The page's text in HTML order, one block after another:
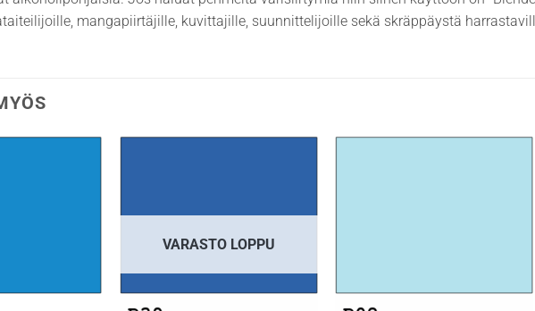
mangapiirtäjille, kuvittajille, suunnittelijoille sekä skräppäystä
VARASTO LOPPU